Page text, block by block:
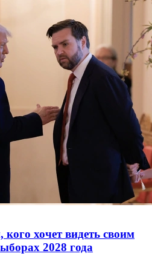
кого хочет видеть своим
2028 года